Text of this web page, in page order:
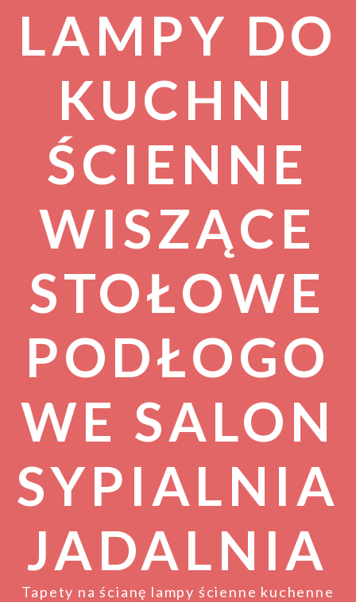
LAMPY DO
KUCHNI
ŚCIENNE
WISZĄCE
STOŁOWE
PODŁOGO
WE SALON
SYPIALNIA
JADALNIA
Tapety na ścianę lampy ścienne kuchenne